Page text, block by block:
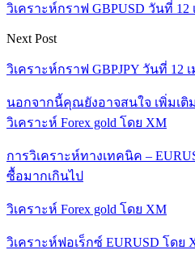
วิเคราะห์กราฟ GBPUSD วันที่ 12
Next Post
วิเคราะห์กราฟ GBPJPY วันที่ 12
นอกจากนี้คุณยังอาจสนใจ เพิ่มเติ
วิเคราะห์ Forex gold โดย XM
การวิเคราะห์ทางเทคนิค –
ซื้อมากเกินไป
วิเคราะห์ Forex gold โดย XM
วิเคราะห์ฟอเร็กซ์ EURUSD โดย